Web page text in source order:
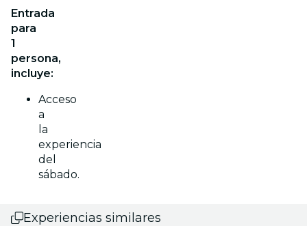
Entrada
para
1
persona,
incluye:
Acceso
a
la
experiencia
del
sábado.
Experiencias similares